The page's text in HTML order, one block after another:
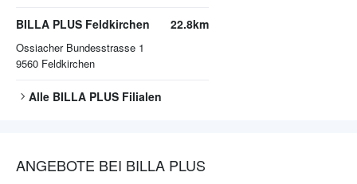
BILLA PLUS Feldkirchen
Ossiacher Bundesstrasse 1
9560 Feldkirchen
22.8km
Alle BILLA PLUS Filialen
ANGEBOTE BEI BILLA PLUS